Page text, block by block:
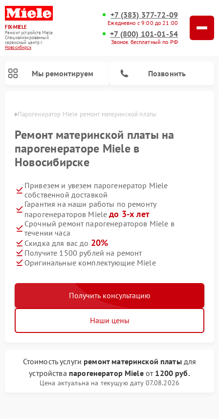
FIX-MIELE
Ремонт устройств Miele
Специализированный
cервисный центр г.
Новосибирск
+7 (383) 377-72-09
Ежедневно с 9:00 до 21:00
+7 (800) 101-01-54
Звонок бесплатный по РФ
Мы ремонтируем Позвонить
Парогенератор Miele ремонт материнской платы
Ремонт материнской платы на
парогенераторе Miele в
Новосибирске
Привезем и увезем парогенератор Miele
собственной доставкой
Гарантия на наши работы по ремонту
парогенераторов Mieleдо 3-х лет
Срочный ремонт парогенераторов Miele в
течении часа
Скидка для вас до 20%
Получите 1500 рублей на ремонт
Оригинальные комплектующие Miele
Получить консультацию
Наши цены
Стоимость услуги ремонт материнской платыдля
устройства парогенератор Mieleот 1200 руб.
Цена актуальна на текущую дату 07.08.2026